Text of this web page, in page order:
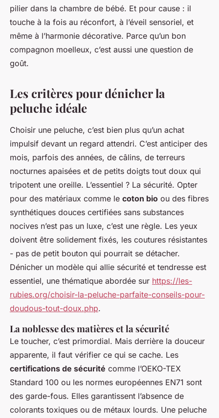
pilier dans la chambre de bébé. Et pour cause : il
touche à la fois au réconfort, à l’éveil sensoriel, et
même à l’harmonie décorative. Parce qu’un bon
compagnon moelleux, c’est aussi une question de
goût.
Les critères pour dénicher la
peluche idéale
Choisir une peluche, c’est bien plus qu’un achat
impulsif devant un regard attendri. C’est anticiper des
mois, parfois des années, de câlins, de terreurs
nocturnes apaisées et de petits doigts tout doux qui
tripotent une oreille. L’essentiel ? La sécurité. Opter
pour des matériaux comme le coton bio ou des fibres
synthétiques douces certifiées sans substances
nocives n’est pas un luxe, c’est une règle. Les yeux
doivent être solidement fixés, les coutures résistantes
- pas de petit bouton qui pourrait se détacher.
Dénicher un modèle qui allie sécurité et tendresse est
essentiel, une thématique abordée sur https://les-
rubies.org/choisir-la-peluche-parfaite-conseils-pour-
doudous-tout-doux.php.
La noblesse des matières et la sécurité
Le toucher, c’est primordial. Mais derrière la douceur
apparente, il faut vérifier ce qui se cache. Les
certifications de sécurité comme l’OEKO-TEX
Standard 100 ou les normes européennes EN71 sont
des garde-fous. Elles garantissent l’absence de
colorants toxiques ou de métaux lourds. Une peluche